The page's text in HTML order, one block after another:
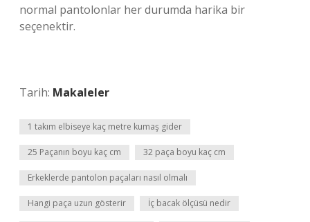
normal pantolonlar her durumda harika bir
seçenektir.
Tarih: Makaleler
1 takım elbiseye kaç metre kumaş gider
25 Paçanın boyu kaç cm 32 paça boyu kaç cm
Erkeklerde pantolon paçaları nasıl olmalı
Hangi paça uzun gösterir İç bacak ölçüsü nedir